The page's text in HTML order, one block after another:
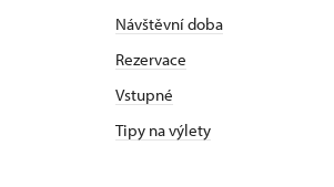
Návštěvní doba
Rezervace
Vstupné
Tipy na výlety